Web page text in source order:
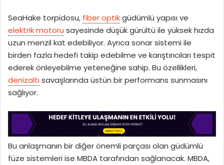
SeaHake torpidosu, fiber optikgüdümlü yapısı ve
elektrik motoru sayesinde düşük gürültü ile yüksek hızda
uzun menzil kat edebiliyor. Ayrıca sonar sistemi ile
birden fazla hedefi takip edebilme ve karıştırıcıları tespit
ederek önleyebilme yeteneğine sahip. Bu özellikleri,
denizaltısavaşlarında üstün bir performans sunmasını
sağlıyor.
Bu anlaşmanın bir diğer önemli parçası olan güdümlü
füze sistemleri ise MBDA tarafından sağlanacak. MBDA,